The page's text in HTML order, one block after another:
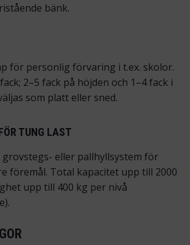
bänk.
för personlig förvaring i t.ex. skolor.
2–5 fack på höjden och 1–4 fack i
som platt eller sned.
TUNG LAST
grovstegs- eller pallhyllsystem för
föremål. Total kapacitet upp till 2000
upp till 400 kg per nivå